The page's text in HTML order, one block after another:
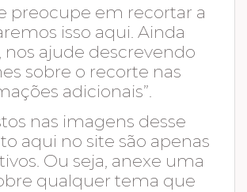
preocupe em recortar a
isso aqui. Ainda
nos ajude descrevendo
sobre o recorte nas
adicionais”.
nas imagens desse
aqui no site são apenas
Ou seja, anexe uma
qualquer tema que